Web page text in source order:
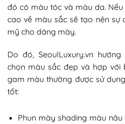
đó có màu tóc và màu da.
cao về màu sắc sẽ tạo nên sự
mỹ cho dáng mày.
Do đó, SeoulLuxury.vn
chọn màu sắc đẹp và hợp với
gam màu thường được sử
tốt:
Phun mày shading màu